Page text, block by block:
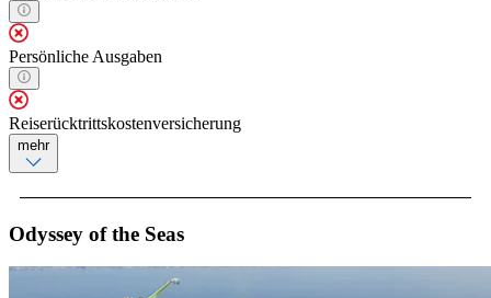
Persönliche Ausgaben
Reiserücktrittskostenversicherung
mehr
Odyssey of the Seas